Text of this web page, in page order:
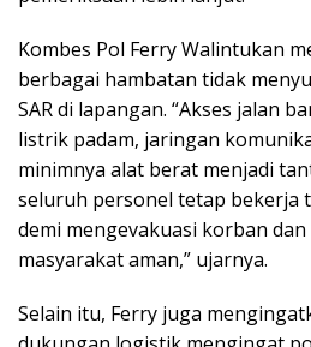
Kombes Pol Ferry Walintukan
berbagai hambatan tidak
SAR di lapangan. “Akses jalan
listrik padam, jaringan
minimnya alat berat menjadi
seluruh personel tetap bekerja
demi mengevakuasi korban
masyarakat aman,” ujarnya.
Selain itu, Ferry juga